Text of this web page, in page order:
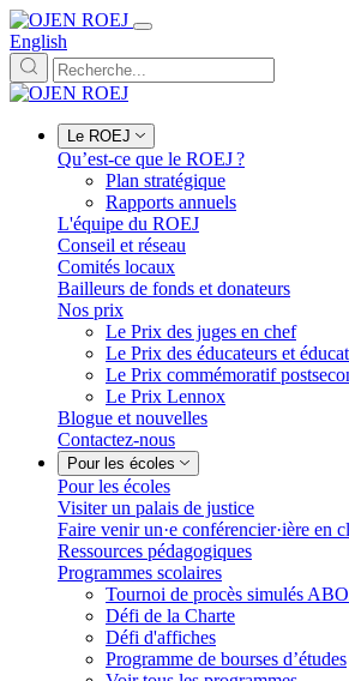
English
Le ROEJ
Qu’est-ce que le ROEJ ?
Plan stratégique
Rapports annuels
L'équipe du ROEJ
Conseil et réseau
Comités locaux
Bailleurs de fonds et donateurs
Nos prix
Le Prix des juges en chef
Le Prix des éducateurs et
Le Prix commémoratif
Le Prix Lennox
Blogue et nouvelles
Contactez-nous
Pour les écoles
Pour les écoles
Visiter un palais de justice
Faire venir un·e conférencier·ière en
Ressources pédagogiques
Programmes scolaires
Tournoi de procès simulés
Défi de la Charte
Défi d'affiches
Programme de bourses d’études